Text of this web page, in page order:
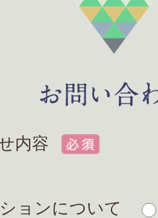
内容
ョンについて